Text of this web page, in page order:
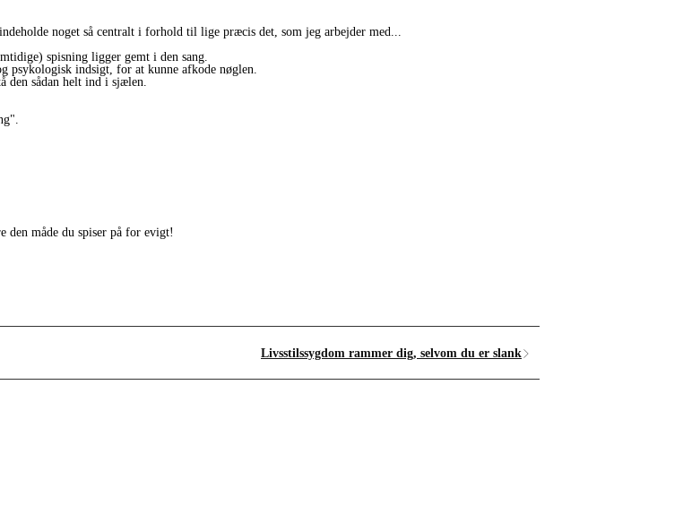
noget så centralt i forhold til lige præcis det, som jeg arbejder med...
spisning ligger gemt i den sang.
psykologisk indsigt, for at kunne afkode nøglen.
den sådan helt ind i sjælen.
måde du spiser på for evigt!
Livsstilssygdom rammer dig, selvom du er slank